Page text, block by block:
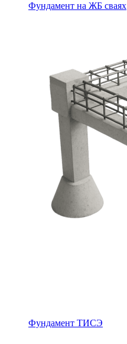
Фундамент на ЖБ сваях
Фундамент ТИСЭ